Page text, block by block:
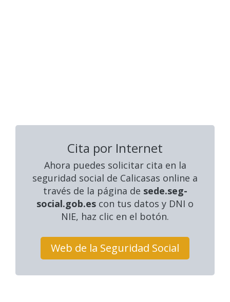
Cita por Internet
Ahora puedes solicitar cita en la
seguridad social de Calicasas online a
través de la página de sede.seg-
social.gob.es con tus datos y DNI o
NIE, haz clic en el botón.
Web de la Seguridad Social